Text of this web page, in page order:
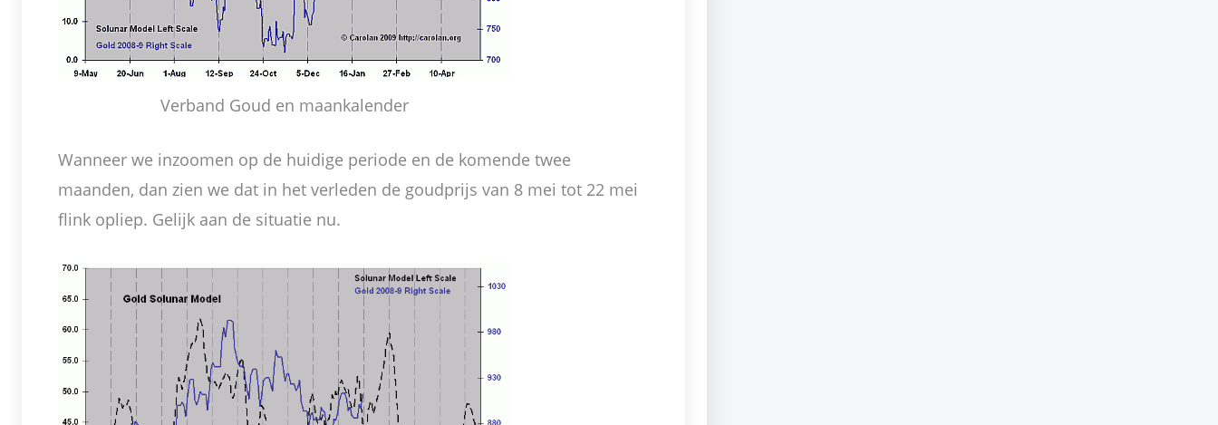
Verband Goud en maankalender
Wanneer we inzoomen op de huidige periode en de komende twee
maanden, dan zien we dat in het verleden de goudprijs van 8 mei tot 22 mei
flink opliep. Gelijk aan de situatie nu.